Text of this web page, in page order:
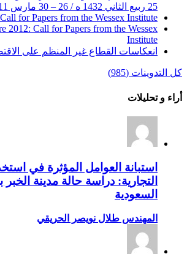
25 ربيع الثاني 1432 ه / 26 – 30 مارس 2011 م
for Papers from the Wessex Institute
2012: Call for Papers from the Wessex
Institute‏
انعكاسات القطاع غير المنظم على
كل التدوينات (985)
أراء و تحليلات
استبانة العوامل المؤثرة في
التجارية: دراسة حالة مدينة الخبر
السعودية
المهندس طلال نويصر الحريقي